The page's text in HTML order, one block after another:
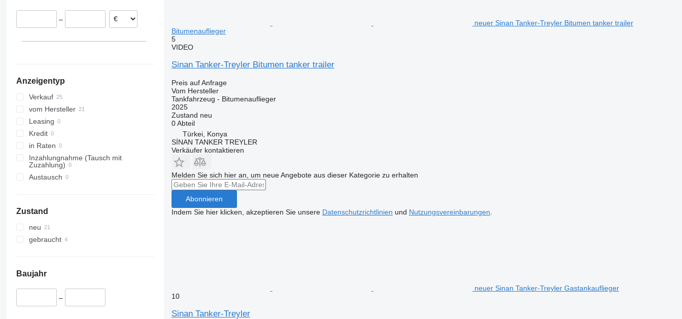
–
Anzeigentyp
Verkauf
vom Hersteller
Leasing
Kredit
in Raten
Inzahlungnahme (Tausch mit
Zuzahlung)
Austausch
Zustand
neu
gebraucht
Baujahr
–
neuer Sinan Tanker-Treyler Bitumen tanker trailer
Bitumenauflieger
5
VIDEO
Sinan Tanker-Treyler Bitumen tanker trailer
Preis auf Anfrage
Vom Hersteller
Tankfahrzeug - Bitumenauflieger
2025
Zustand neu
0 Abteil
Türkei, Konya
SİNAN TANKER TREYLER
Verkäufer kontaktieren
Melden Sie sich hier an, um neue Angebote aus dieser Kategorie zu erhalten
Abonnieren
Indem Sie hier klicken, akzeptieren Sie unsere Datenschutzrichtlinien und Nutzungsvereinbarungen
neuer Sinan Tanker-Treyler Gastankauflieger
10
Sinan Tanker-Treyler